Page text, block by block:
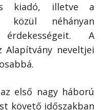
kiadó, illetve a
közül néhányan
A
Alapítvány neveltjei
első nagy háború
követő időszakban